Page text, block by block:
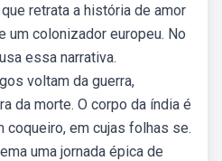
retrata a história de amor
um colonizador europeu. No
essa narrativa.
voltam da guerra,
da morte. O corpo da índia é
coqueiro, em cujas folhas se.
uma jornada épica de